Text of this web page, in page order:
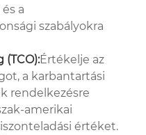
a
szabályokra
Értékelje az
a karbantartási
rendelkezésre
amerikai
értéket.